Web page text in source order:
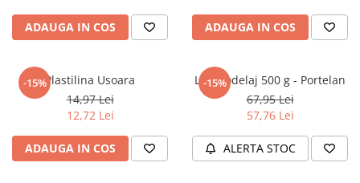
Diete
Masaj
MedConnect
Medicina Pentru Toti
ADAUGA IN COS ADAUGA IN COS
-15%Plastilina Usoara
14,97 Lei
12,72 Lei
ADAUGA IN COS
-15%
Lut modelaj 500 g - Portelan
67,95 Lei
57,76 Lei
ALERTA STOC